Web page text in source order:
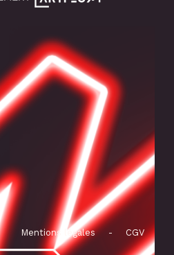
Mentions légales - CGV